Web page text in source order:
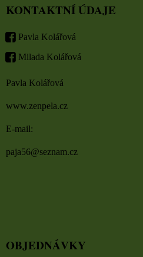
KONTAKTNÍ ÚDAJE
Pavla Kolářová
Milada Kolářová
Pavla Kolářová
www.zenpela.cz
E-mail:
paja56@seznam.cz
OBJEDNÁVKY